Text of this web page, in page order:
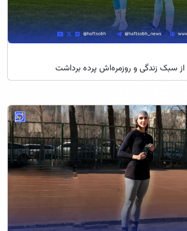
از سبک زندگی و روزمره‌اش پرده برداشت